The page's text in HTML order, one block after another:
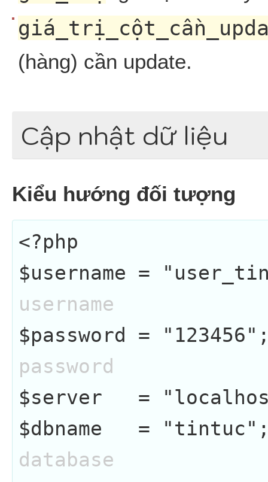
(hàng) cần update.
Cập nhật dữ liệu
Kiểu hướng đối tượng
<?php
$username =
username
$password =
password
$server   =
$dbname   =
database